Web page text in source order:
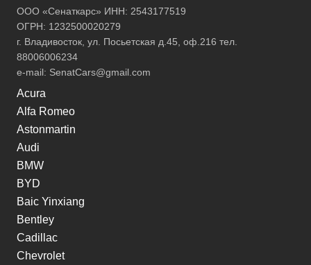
ООО «Сенаткарс» ИНН: 2543177519
ОГРН: 1232500020279
г. Владивосток, ул. Посьетская д.45, оф.216 тел.
88006006234
e-mail: SenatCars@gmail.com
Acura
Alfa Romeo
Astonmartin
Audi
BMW
BYD
Baic Yinxiang
Bentley
Cadillac
Chevrolet